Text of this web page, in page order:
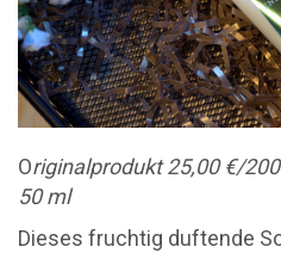
Originalprodukt 25,00 €/
50 ml
Dieses fruchtig duftende